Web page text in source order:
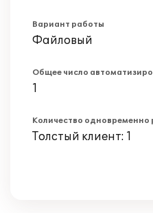
Вариант работы
Файловый
Общее число
1
Количество
Толстый клиент: 1